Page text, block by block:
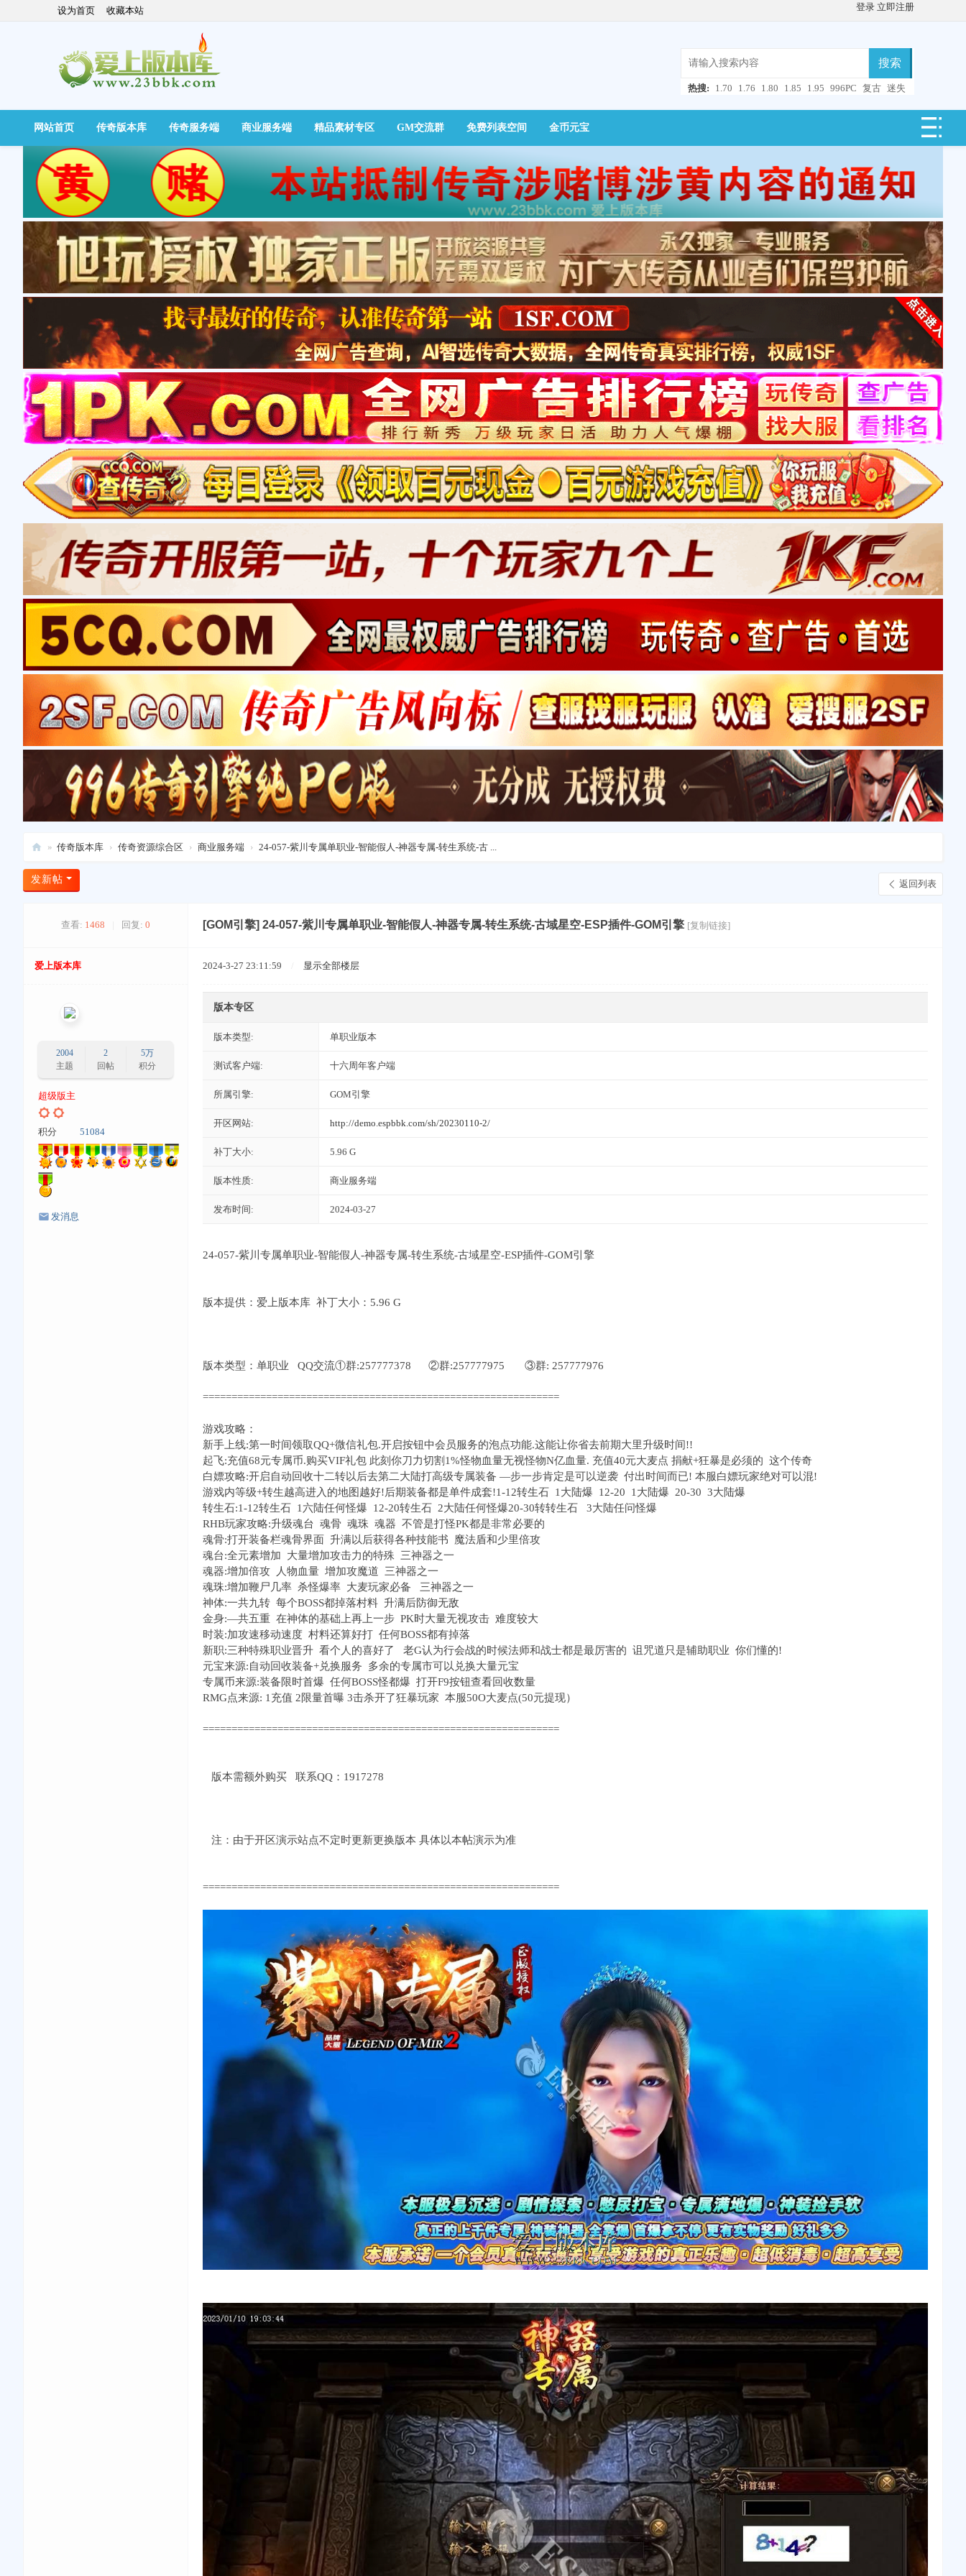
设为首页 收藏本站 登录 立即注册
搜索
热搜: 1.70 1.76 1.80 1.85 1.95 996PC 复古 迷失
快捷导航
网站首页 传奇版本库 传奇服务端 商业服务端 精品素材专区 GM交流群 免费列表空间 金币元宝
爱
上
» 传奇版本库 › 传奇资源综合区 › 商业服务端 › 24-057-紫川专属单职业-智能假人-神器专属-转生系统-古 ...
返回列表
发新帖
查看: 1468 回复: 0 [GOM引擎] 24-057-紫川专属单职业-智能假人-神器专属-转生系统-古域星空-ESP插件-GOM引擎 [复制链接]
爱上版本库
2004
主题
2
回帖
5万
积分
超级版主
积分 51084
发消息
2024-3-27 23:11:59 显示全部楼层
版本专区
版本类型: 单职业版本
测试客户端: 十六周年客户端
所属引擎: GOM引擎
开区网站: http://demo.espbbk.com/sh/20230110-2/
补丁大小: 5.96 G
版本性质: 商业服务端
发布时间: 2024-03-27
24-057-紫川专属单职业-智能假人-神器专属-转生系统-古域星空-ESP插件-GOM引擎
版本提供：爱上版本库 补丁大小：5.96 G
版本类型：单职业 QQ交流①群:257777378 ②群:257777975 ③群: 257777976
==============================================================
游戏攻略：
新手上线:第一时间领取QQ+微信礼包.开启按钮中会员服务的泡点功能.这能让你省去前期大里升级时间!!
起飞:充值68元专属币.购买VIF礼包 此刻你刀力切割1%怪物血量无视怪物N亿血量. 充值40元大麦点 捐献+狂暴是必须的 这个传奇
白嫖攻略:开启自动回收十二转以后去第二大陆打高级专属装备 —步一步肯定是可以逆袭 付出时间而已! 本服白嫖玩家绝对可以混!
游戏内等级+转生越高进入的地图越好!后期装备都是单件成套!1-12转生石 1大陆爆 12-20 1大陆爆 20-30 3大陆爆
转生石:1-12转生石 1六陆任何怪爆 12-20转生石 2大陆任何怪爆20-30转转生石 3大陆任问怪爆
RHB玩家攻略:升级魂台 魂骨 魂珠 魂器 不管是打怪PK都是非常必要的
魂骨:打开装备栏魂骨界面 升满以后获得各种技能书 魔法盾和少里倍攻
魂台:全元素增加 大量增加攻击力的特殊 三神器之一
魂器:增加倍攻 人物血量 增加攻魔道 三神器之一
魂珠:增加鞭尸几率 杀怪爆率 大麦玩家必备 三神器之一
神体:一共九转 每个BOSS都掉落村料 升满后防御无敌
金身:—共五重 在神体的基础上再上一步 PK时大量无视攻击 难度较大
时装:加攻速移动速度 村料还算好打 任何BOSS都有掉落
新职:三种特殊职业晋升 看个人的喜好了 老G认为行会战的时候法师和战士都是最厉害的 诅咒道只是辅助职业 你们懂的!
元宝来源:自动回收装备+兑换服务 多余的专属市可以兑换大量元宝
专属币来源:装备限时首爆 任何BOSS怪都爆 打开F9按钮查看回收数量
RMG点来源: 1充值 2限量首曝 3击杀开了狂暴玩家 本服50O大麦点(50元提现）
==============================================================
版本需额外购买 联系QQ：1917278
注：由于开区演示站点不定时更新更换版本 具体以本帖演示为准
==============================================================